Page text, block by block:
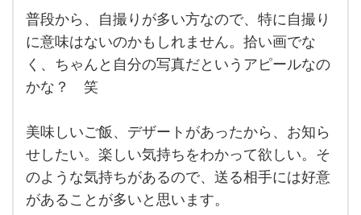
普段
か
ら、
自撮
りが
多い
で、
特に
自撮
りに
意味
はな
いの
普段から、自撮りが多い方なので、特に自撮り
に意味はないのかもしれません。拾い画でな
く、ちゃんと自分の写真だというアピールなの
かな？ 笑
美味しいご飯、デザートがあったから、お知ら
せしたい。楽しい気持ちをわかって欲しい。そ
のような気持ちがあるので、送る相手には好意
があることが多いと思います。